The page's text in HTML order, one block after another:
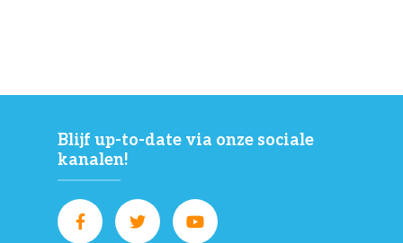
Blijf up-to-date via onze sociale
kanalen!